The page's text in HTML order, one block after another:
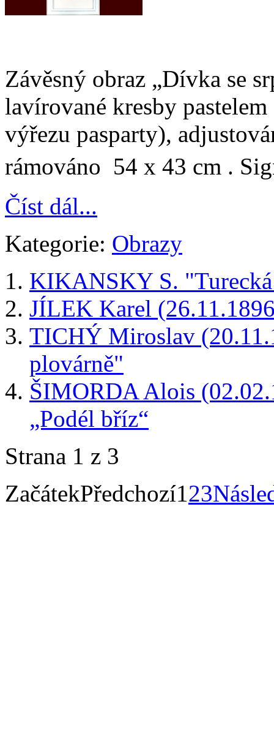
Závěsný obraz „Dívka se
lavírované kresby
výřezu pasparty),
rámováno 54 x 43 cm .
Číst dál...
Kategorie: Obrazy
KIKANSKY S.
JÍLEK Karel
TICHÝ Miroslav
plovárně"
ŠIMORDA Alois
„Podél bříz“
Strana 1 z 3
ZačátekPředchozí123